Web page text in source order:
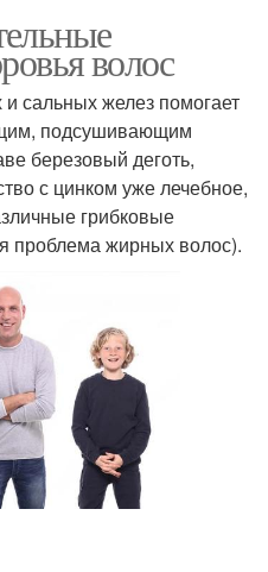
волос
сальных желез помогает
подсушивающим
березовый деготь,
с цинком уже лечебное,
грибковые
проблема жирных волос).